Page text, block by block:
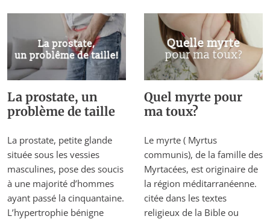
huiles
essentielles"
La prostate, un
problème de taille
La prostate, petite glande
située sous les vessies
masculines, pose des soucis
à une majorité d’hommes
ayant passé la cinquantaine.
L’hypertrophie bénigne
Quel myrte pour
ma toux?
Le myrte ( Myrtus
communis), de la famille des
Myrtacées, est originaire de
la région méditarranéenne.
citée dans les textes
religieux de la Bible ou